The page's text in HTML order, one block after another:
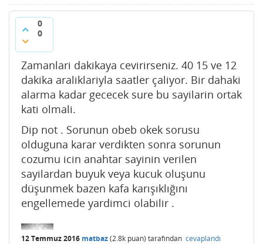
0
0
Zamanlari dakikaya cevirirseniz. 40 15 ve 12
dakika araliklariyla saatler çaliyor. Bir dahaki
alarma kadar gececek sure bu sayilarin ortak
kati olmali.
Dip not . Sorunun obeb okek sorusu
olduguna karar verdikten sonra sorunun
cozumu icin anahtar sayinin verilen
sayilardan buyuk veya kucuk oluşunu
düşunmek bazen kafa karışıklığını
engellemede yardimci olabilir .
12 Temmuz 2016 matbaz(2.8k puan) tarafından cevaplandı